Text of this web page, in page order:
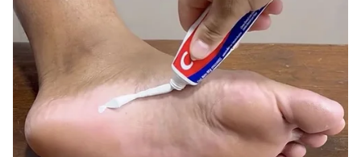
Related Articles
ಮೆಸ್ಸಿ-ಎಂಬಾಪೆ ಜತೆ ಗೋಲ್ಡನ್ ಬೂಟ್ ರೇಸ್‌ಗಿಳಿದ